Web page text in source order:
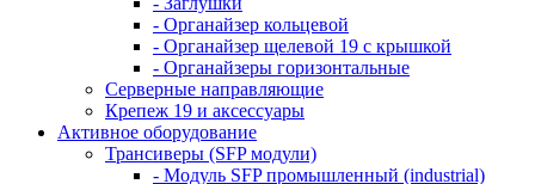
- Органайзер кольцевой
- Органайзер щелевой 19 с крышкой
- Органайзеры горизонтальные
Серверные направляющие
Крепеж 19 и аксессуары
Активное оборудование
Трансиверы (SFP модули)
- Модуль SFP промышленный (industrial)